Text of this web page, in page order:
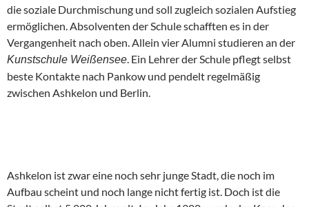
die soziale Durchmischung und soll zugleich sozialen Aufstieg
ermöglichen. Absolventen der Schule schafften es in der
Vergangenheit nach oben. Allein vier Alumni studieren an der
Kunstschule Weißensee. Ein Lehrer der Schule pflegt selbst
beste Kontakte nach Pankow und pendelt regelmäßig
zwischen Ashkelon und Berlin.
Ashkelon ist zwar eine noch sehr junge Stadt, die noch im
Aufbau scheint und noch lange nicht fertig ist. Doch ist die